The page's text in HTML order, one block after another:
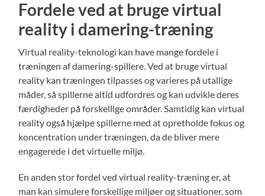
Fordele ved at bruge virtual
reality i damering-træning
Virtual reality-teknologi kan have mange fordele i
træningen af damering-spillere. Ved at bruge virtual
reality kan træningen tilpasses og varieres på utallige
måder, så spillerne altid udfordres og kan udvikle deres
færdigheder på forskellige områder. Samtidig kan virtual
reality også hjælpe spillerne med at opretholde fokus og
koncentration under træningen, da de bliver mere
engagerede i det virtuelle miljø.
En anden stor fordel ved virtual reality-træning er, at
man kan simulere forskellige miljøer og situationer, som